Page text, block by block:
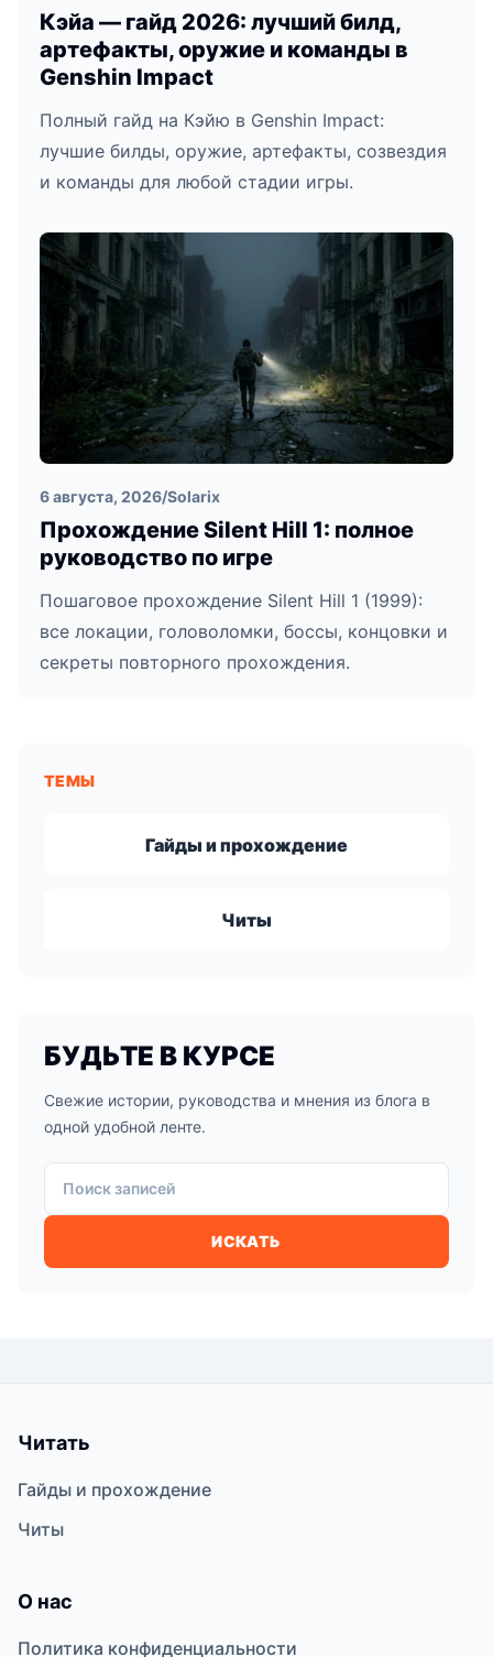
Кэйа — гайд 2026: лучший билд,
артефакты, оружие и команды в
Genshin Impact
Полный гайд на Кэйю в Genshin Impact:
лучшие билды, оружие, артефакты, созвездия
и команды для любой стадии игры.
6 августа, 2026/Solarix
Прохождение Silent Hill 1: полное
руководство по игре
Пошаговое прохождение Silent Hill 1 (1999):
все локации, головоломки, боссы, концовки и
секреты повторного прохождения.
ТЕМЫ
Гайды и прохождение
Читы
БУДЬТЕ В КУРСЕ
Свежие истории, руководства и мнения из блога в
одной удобной ленте.
Поиск записей
ИСКАТЬ
Читать
Гайды и прохождение
Читы
О нас
Политика конфиденциальности